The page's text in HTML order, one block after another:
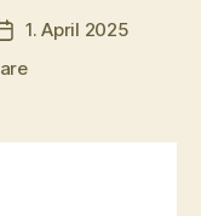
1. April 2025
zu